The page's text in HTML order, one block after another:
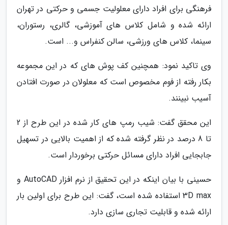
فرهنگی برای افراد دارای معلولیت جسمی و حرکتی در تهران
ارائه شده و شامل کلاس های آموزشی، گالری، رستوران،
سینما، کلاس های ورزشی، سالن کنفراس و... است.
وی تاکید نمود: همچنین کف پوش های که در این مجموعه
بکار رفته از فوم مخصوص است که معلولان در صورت افتادن
آسیب نبینند.
این محقق گفت: شیب رمپ های کار شده در این طرح از 2
تا 8 درصد در نظر گرفته شده که از اهمیت بالایی در تسهیل
جابجایی افراد دارای مسائل حرکتی برخوردار است.
حسینی با بیان اینکه در این تحقیق از نرم افزار AutoCAD و
3D max استفاده شده است، گفت: این طرح برای اولین بار
ارائه شده و قابلیت تجاری سازی دارد.